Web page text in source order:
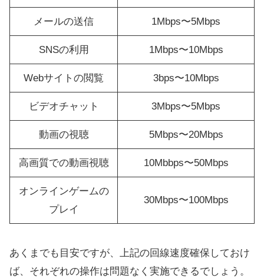
メールの送信 1Mbps〜5Mbps
SNSの利用 1Mbps〜10Mbps
Webサイトの閲覧 3bps〜10Mbps
ビデオチャット 3Mbps〜5Mbps
動画の視聴 5Mbps〜20Mbps
高画質での動画視聴 10Mbbps〜50Mbps
オンラインゲームの
プレイ
30Mbps〜100Mbps
あくまでも目安ですが、上記の回線速度確保しておけ
ば、それぞれの操作は問題なく実施できるでしょう。